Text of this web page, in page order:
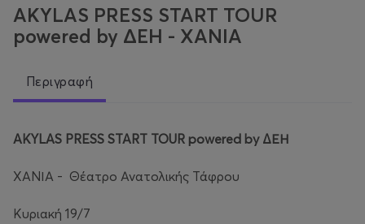
AKYLAS PRESS START TOUR
powered by ΔΕΗ - ΧΑΝΙΑ
Περιγραφή
AKYLAS PRESS START TOUR powered by ΔΕΗ
ΧΑΝΙΑ - Θέατρο Ανατολικής Τάφρου
Κυριακή 19/7